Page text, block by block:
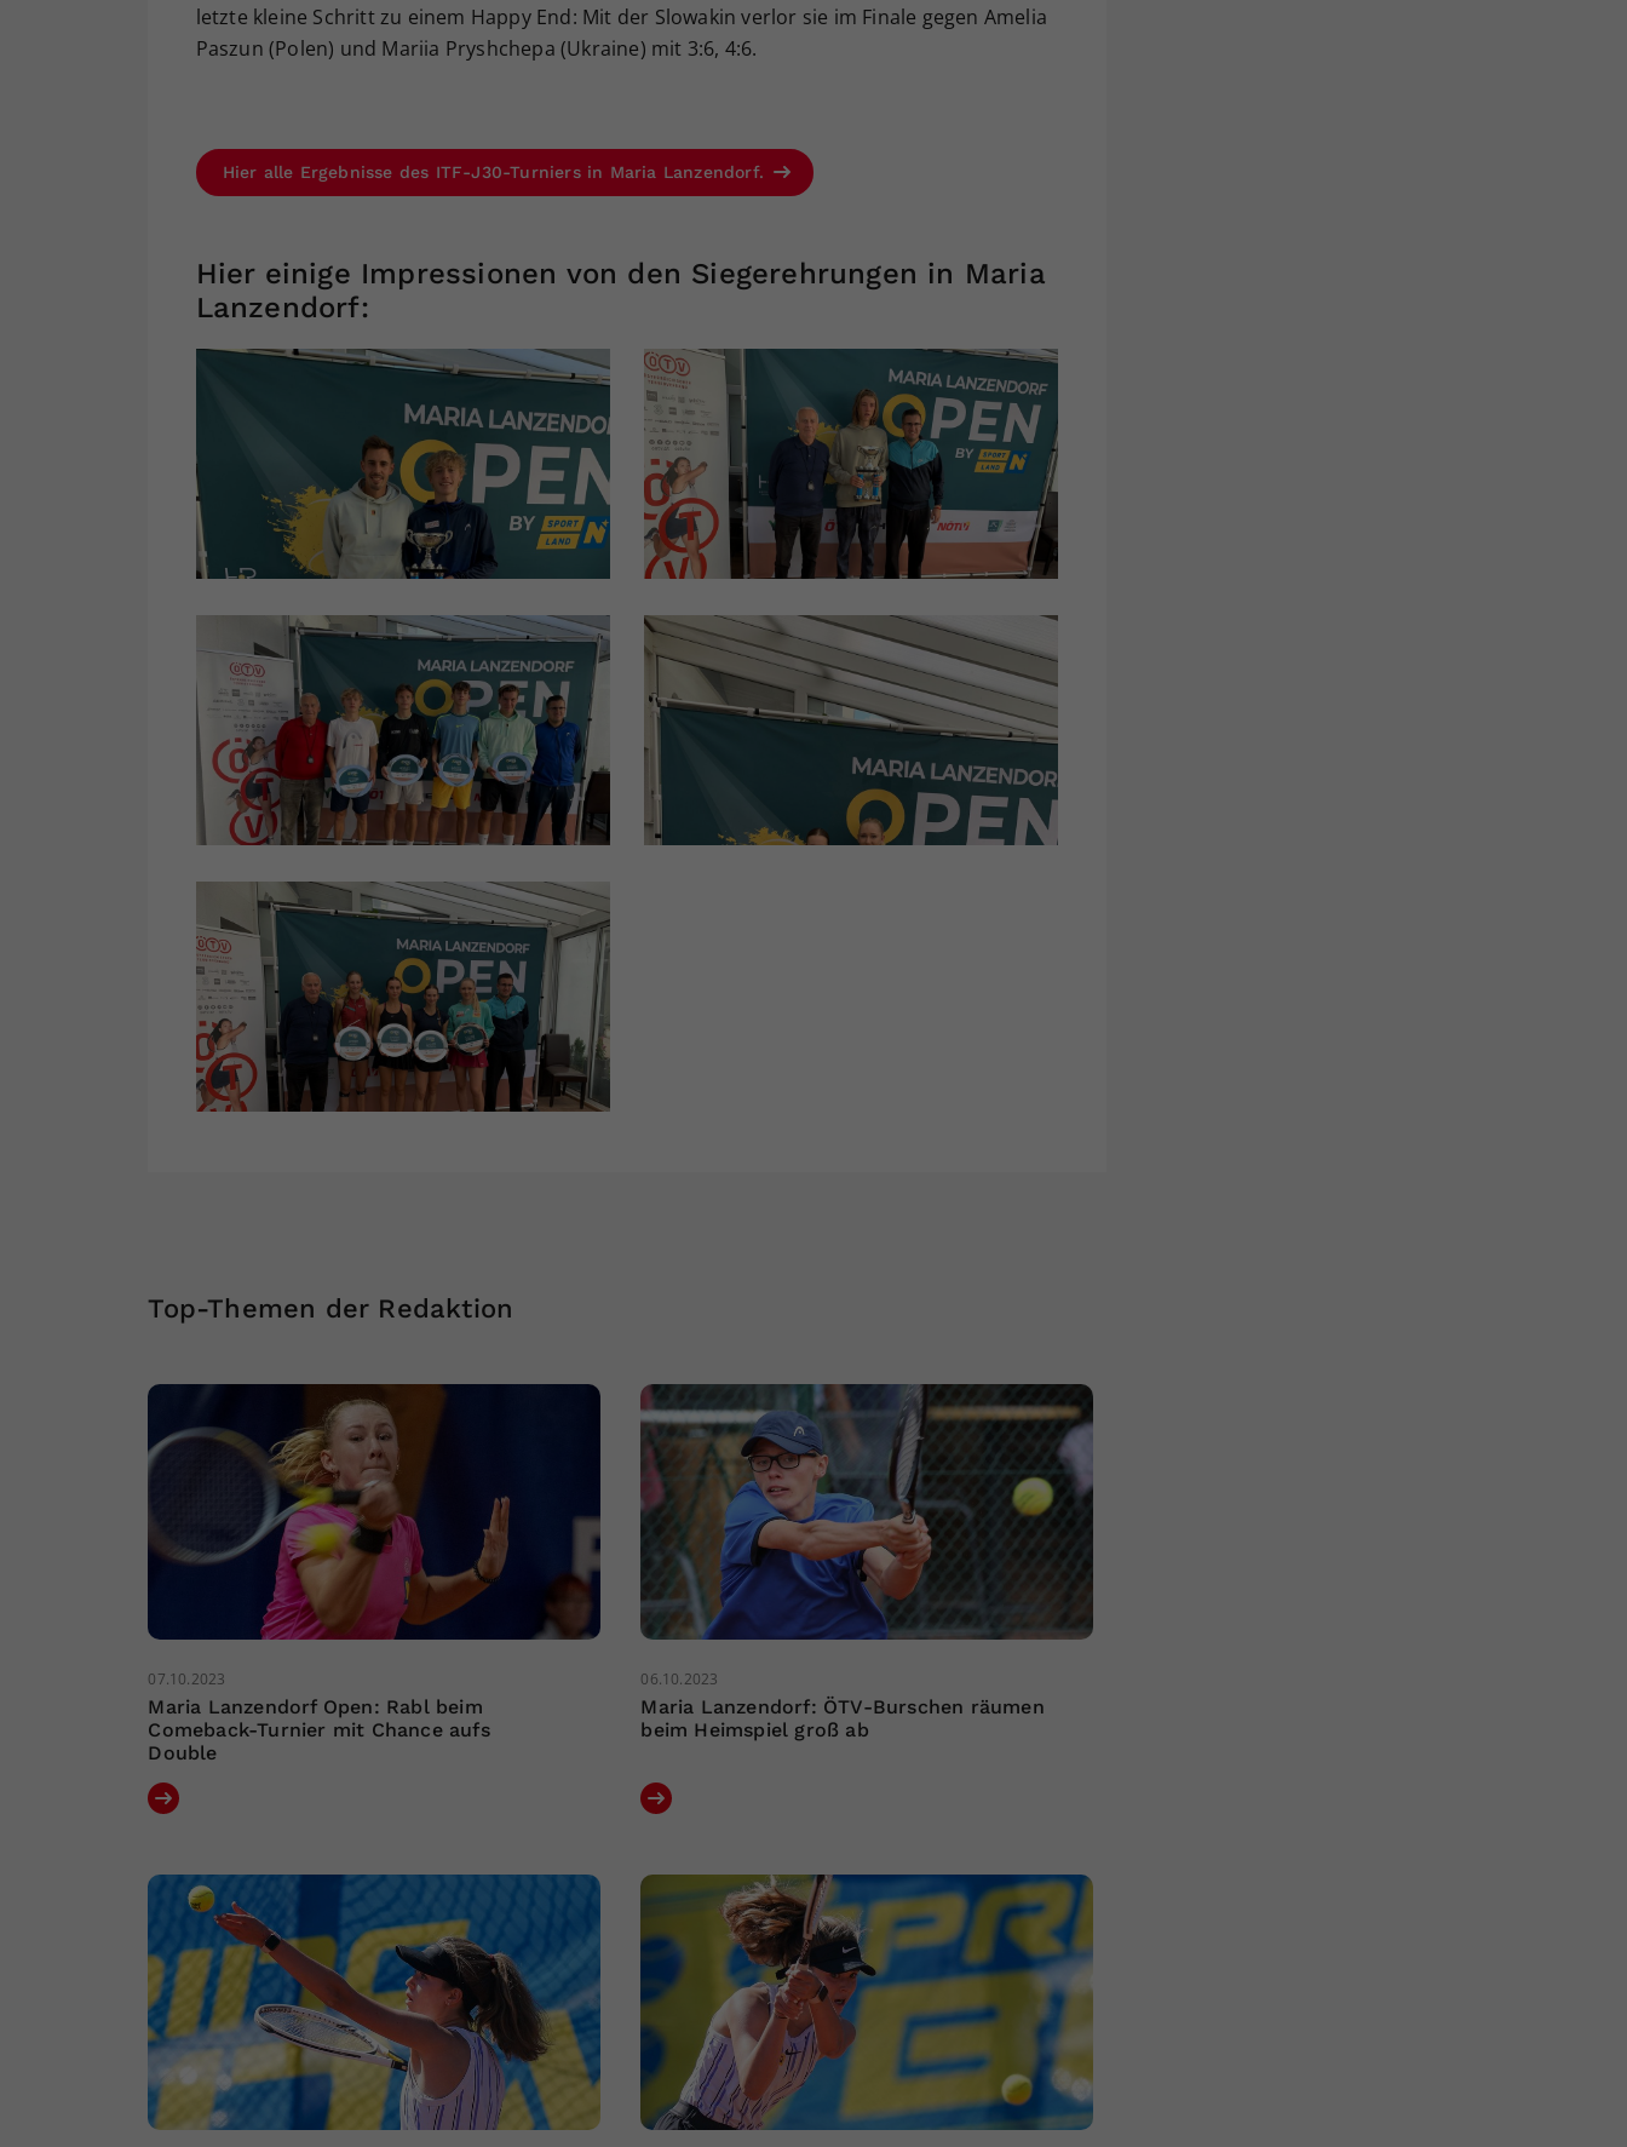
letzte kleine Schritt zu einem Happy End: Mit der Slowakin verlor sie im Finale gegen Amelia
Paszun (Polen) und Mariia Pryshchepa (Ukraine) mit 3:6, 4:6.
Hier alle Ergebnisse des ITF-J30-Turniers in Maria Lanzendorf.
Hier einige Impressionen von den Siegerehrungen in Maria
Lanzendorf:
Top-Themen der Redaktion
07.10.2023
Maria Lanzendorf Open: Rabl beim
Comeback-Turnier mit Chance aufs
Double
06.10.2023
Maria Lanzendorf: ÖTV-Burschen räumen
beim Heimspiel groß ab